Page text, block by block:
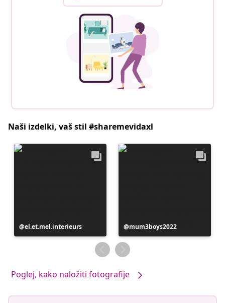
Naši izdelki, vaš stil #sharemevidaxl
Objavo
je
el.et.mel.interieurs
Objavo
je
objavil
mum3boys2022
Poglej, kako naložiti fotografije